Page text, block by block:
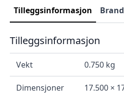
Tilleggsinformasjon Brand
Tilleggsinformasjon
Vekt 0.750 kg
Dimensjoner 17.500 ×